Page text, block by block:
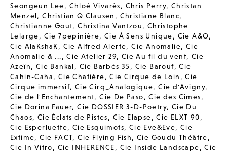
Seongeun Lee, Chloé Vivarès, Chris Perry, Christan
Menzel,Christian Q Clausen , Christiane Blanc,
Christianne Gout,Christina Vantzou, Christophe
Lelarge, Cie 7pepinière,Cie À Sens Unique, Cie A&O,
Cie AlaKshaK, Cie Alfred Alerte,Cie Anomalie, Cie
Anomalie & ...,Cie Atelier 29, Cie Au fil du vent, Cie
Azeïn, Cie Bankal, Cie Barbès 35, Cie Barouf,Cie
Cahin-Caha, Cie Chatière,Cie Cirque de Loin ,Cie
Cirque immersif, Cie Cirq_Analogique,Cie d'Avigny,
Cie de l'Enchantement,Cie De Paso,Cie des Cimes,
Cie Dorina Fauer,Cie DOSSIER 3-D-Poetry, Cie Du
Chaos, Cie Éclats de Pistes, Cie Elapse,Cie ELXT 90,
Cie Esperluette, Cie Esquimots, Cie Eve&Eve,Cie
Extime,Cie FACT,Cie Flying Fish,Cie Goudu Théâtre,
Cie In Vitro, Cie INHERENCE, Cie Inside Landscape,Cie